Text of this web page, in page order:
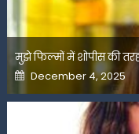
मुझे फिल्मों में शोपीस की
Posted
on
December 4, 2025